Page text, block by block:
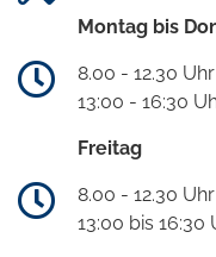
Montag bis
8.00 - 12.30 Uhr
13:00 - 16:30
Freitag
8.00 - 12.30 Uhr
13:00 bis 16:30